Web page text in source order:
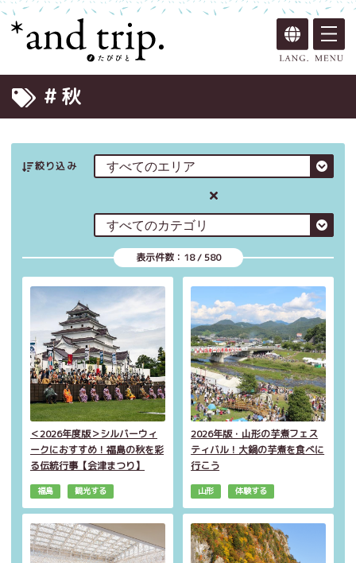
# 秋
絞り込み
表示件数： 18/580
＜2026年度版＞シルバーウィ
ークにおすすめ！福島の秋を彩
る伝統行事【会津まつり】
福島 観光する
2026年版・山形の芋煮フェス
ティバル！大鍋の芋煮を食べに
行こう
山形 体験する